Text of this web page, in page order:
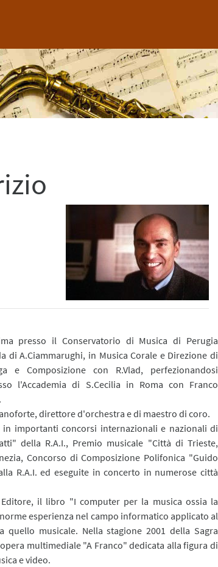
presso il Conservatorio di Musica di Perugia
A.Ciammarughi, in Musica Corale e Direzione di
e Composizione con R.Vlad, perfezionandosi
l'Accademia di S.Cecilia in Roma con Franco
direttore d'orchestra e di maestro di coro.
in importanti concorsi internazionali e nazionali di
della R.A.I., Premio musicale "Città di Trieste,
Concorso di Composizione Polifonica "Guido
R.A.I. ed eseguite in concerto in numerose città
il libro "I computer per la musica ossia la
esperienza nel campo informatico applicato al
musicale. Nella stagione 2001 della Sagra
multimediale "A Franco" dedicata alla figura di
e video.